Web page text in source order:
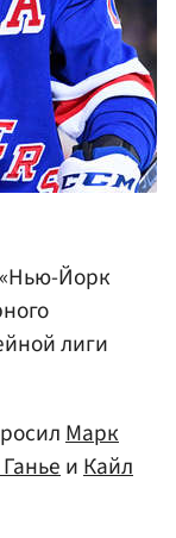
Йорк
лиги
Марк
иКайл